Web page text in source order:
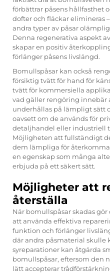
förbättrar påsens hållfasthet
dofter och fläckar elimineras
andra typer av påsar
Denna regenerativa aspekt
skapar en positiv
förlänger påsens livslängd.
Bomullspåsar kan också
försiktig tvätt för hand för
tvätt för kommersiella
vad gäller rengöring innebär
underhållas på lämpligt sätt
oavsett om de används för
detaljhandel eller industriell
Möjligheten att fullständigt
dem lämpliga för
en egenskap som många
erbjuda på ett säkert sätt.
Möjligheter att
återställa
När bomullspåsar skadas
att använda effektiva
funktion och förlänger
där andra påsmaterial skulle
syreparationer kan åtgärda
bomullspåsar, eftersom den
lätt accepterar